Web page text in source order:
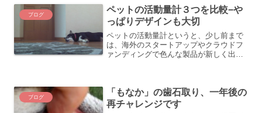
ブログ
ペットの活動量計３つを比較−や
っぱりデザインも大切
ペットの活動量計というと、少し前まで
は、海外のスタートアップやクラウドフ
ァンディングで色んな製品が新しく出て
の研究者用サービスが開始...
ブログ
「もなか」の歯石取り、一年後の
再チャレンジです